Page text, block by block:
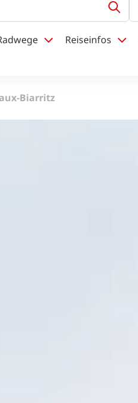
Reiseinfos
Biarritz